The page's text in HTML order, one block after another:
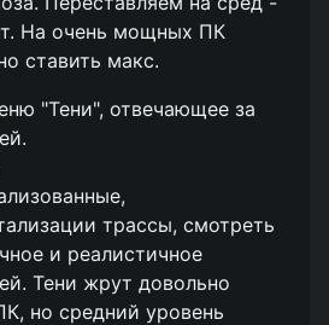
На очень мощных ПК
ставить макс.
"Тени", отвечающее за
трассы, смотреть
и реалистичное
Тени жрут довольно
но средний уровень